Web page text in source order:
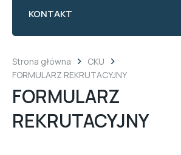
KONTAKT
Strona główna
CKU
FORMULARZ REKRUTACYJNY
FORMULARZ
REKRUTACYJNY